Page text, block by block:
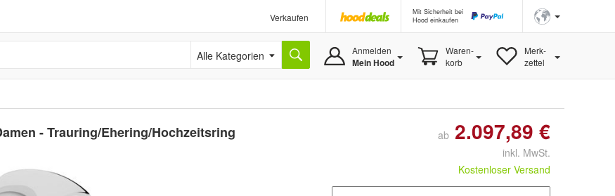
Verkaufen
Mit Sicherheit bei
Hood einkaufen
Alle Kategorien Anmelden
Mein Hood
Waren-
korb
Merk-
zettel
- Trauring/Ehering/Hochzeitsring ab 2.097,89 €
inkl. MwSt.
Kostenloser Versand